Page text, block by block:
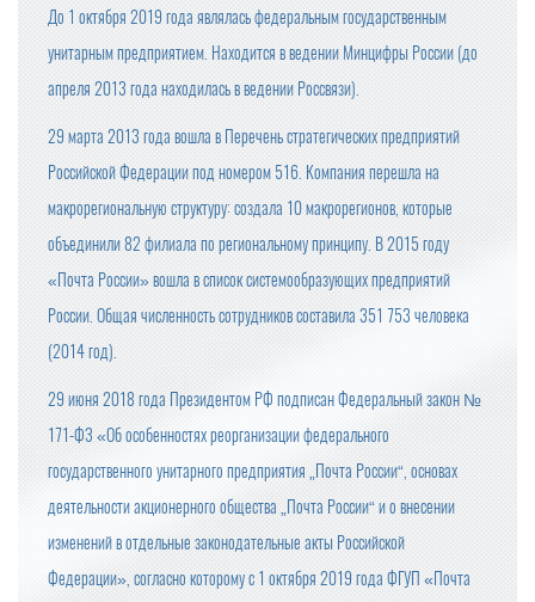
До 1 октября 2019 года являлась федеральным государственным
унитарным предприятием. Находится в ведении Минцифры России (до
апреля 2013 года находилась в ведении Россвязи).
29 марта 2013 года вошла в Перечень стратегических предприятий
Российской Федерации под номером 516. Компания перешла на
макрорегиональную структуру: создала 10 макрорегионов, которые
объединили 82 филиала по региональному принципу. В 2015 году
«Почта России» вошла в список системообразующих предприятий
России. Общая численность сотрудников составила 351 753 человека
(2014 год).
29 июня 2018 года Президентом РФ подписан Федеральный закон №
171-ФЗ «Об особенностях реорганизации федерального
государственного унитарного предприятия „Почта России“, основах
деятельности акционерного общества „Почта России“ и о внесении
изменений в отдельные законодательные акты Российской
Федерации», согласно которому с 1 октября 2019 года ФГУП «Почта